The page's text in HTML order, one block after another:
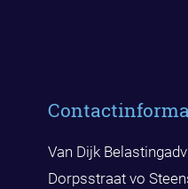
Van Dijk
Dorpsstraat vo